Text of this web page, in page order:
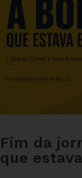
Fim da
que